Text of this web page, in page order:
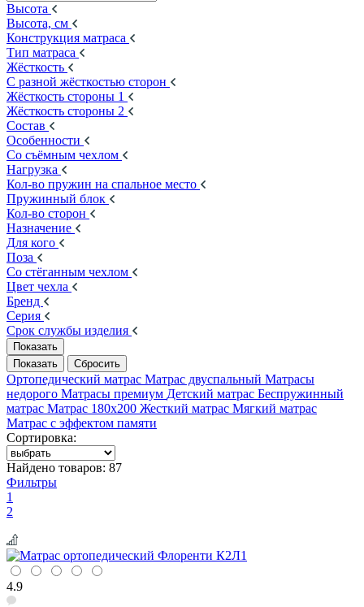
Высота
Высота, см
Конструкция матраса
Тип матраса
Жёсткость
С разной жёсткостью сторон
Жёсткость стороны 1
Жёсткость стороны 2
Состав
Особенности
Со съёмным чехлом
Нагрузка
Кол-во пружин на спальное место
Пружинный блок
Кол-во сторон
Назначение
Для кого
Поза
Со стёганным чехлом
Цвет чехла
Бренд
Серия
Срок службы изделия
Ортопедический матрас Матрас двуспальный Матрасы
недорого Матрасы премиум Детский матрас Беспружинный
матрас Матрас 180х200 Жесткий матрас Мягкий матрас
Матрас с эффектом памяти
Сортировка:
Найдено товаров: 87
Фильтры
1
2
4.9